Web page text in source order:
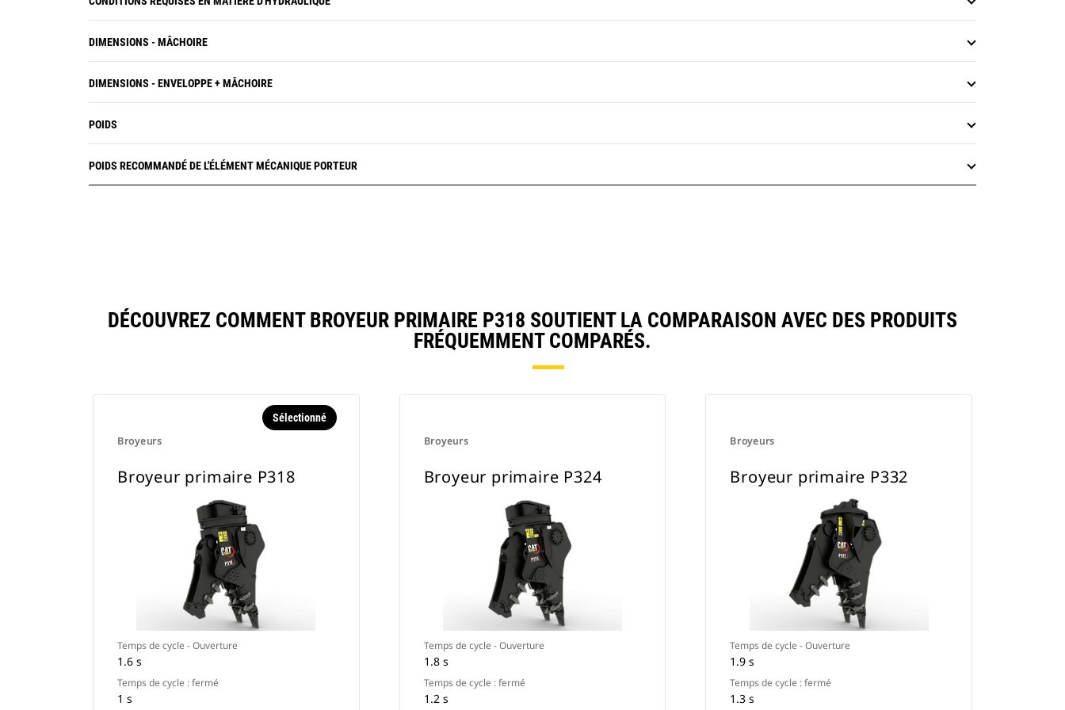
DIMENSIONS - MÂCHOIRE
DIMENSIONS - ENVELOPPE + MÂCHOIRE
POIDS
POIDS RECOMMANDÉ DE L'ÉLÉMENT MÉCANIQUE PORTEUR
DÉCOUVREZ COMMENT BROYEUR PRIMAIRE P318 SOUTIENT LA COMPARAISON AVEC DES PRODUITS
FRÉQUEMMENT COMPARÉS.
Broyeurs
Sélectionné
Broyeur primaire P318
Temps de cycle - Ouverture
1.6 s
Temps de cycle : fermé
1 s
Broyeurs
Broyeur primaire P324
Temps de cycle - Ouverture
1.8 s
Temps de cycle : fermé
1.2 s
Broyeurs
Broyeur primaire P332
Temps de cycle - Ouverture
1.9 s
Temps de cycle : fermé
1.3 s